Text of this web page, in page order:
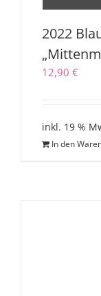
2022
12,90 €
inkl. 19 %
In den